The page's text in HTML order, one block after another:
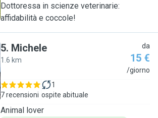
Dottoressa in scienze veterinarie:
affidabilità e coccole!
5. Michele
1.6 km
da
15 €
/giorno
7 recensioni
1
ospite abituale
Animal lover